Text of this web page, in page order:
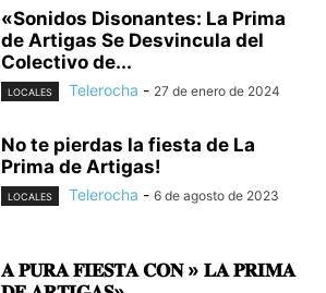
«Sonidos Disonantes: La Prima
de Artigas Se Desvincula del
Colectivo de...
LOCALES Telerocha - 27 de enero de 2024
No te pierdas la fiesta de La
Prima de Artigas!
LOCALES Telerocha - 6 de agosto de 2023
𝐀 𝐏𝐔𝐑𝐀 𝐅𝐈𝐄𝐒𝐓𝐀 𝐂𝐎𝐍 » 𝐋𝐀 𝐏𝐑𝐈𝐌𝐀